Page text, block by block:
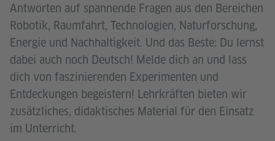
Antworten auf spannende Fragen aus den Bereichen
Robotik, Raumfahrt, Technologien, Naturforschung,
Energie und Nachhaltigkeit. Und das Beste: Du lernst
dabei auch noch Deutsch! Melde dich an und lass
dich von faszinierenden Experimenten und
Entdeckungen begeistern! Lehrkräften bieten wir
zusätzliches, didaktisches Material für den Einsatz
im Unterricht.